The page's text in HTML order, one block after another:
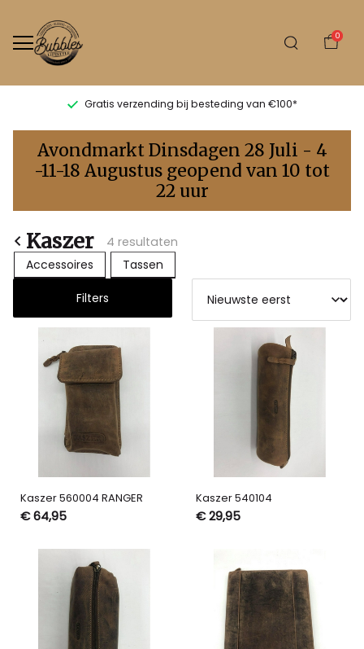
0
Gratis verzending bij besteding van €100*
Kaszer
Bubbles
Sluis
Avondmarkt Dinsdagen 28 Juli - 4
-11-18 Augustus geopend van 10 tot
22 uur
Kaszer
4 resultaten
Accessoires
Tassen
Filters
Kaszer 560004 RANGER
€ 64,95
Kaszer 540104
€ 29,95